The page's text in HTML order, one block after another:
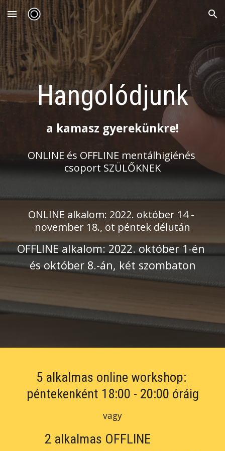
Skip to main content Skip to navigation
Hangolódjunk
a kamasz gyerekünkre!
ONLINE és OFFLINE mentálhigiénés
csoport SZÜLŐKNEK
ONLINE alkalom: 2022. október 14
november 18., öt péntek délután
OFFLINE alkalom: 2022. október 1-én
és október 8.-án, két szombaton
5 alkalmas online workshop:
péntekenként 18:00 - 20:00 óráig
vagy
2 alkalmas OFFLINE